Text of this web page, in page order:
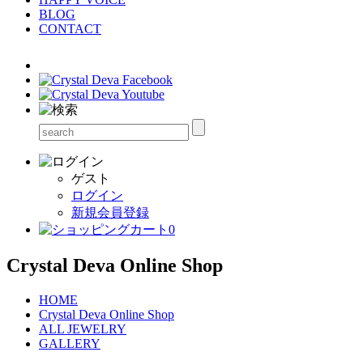
BLOG
CONTACT
ゲスト
ログイン
新規会員登録
0
Crystal Deva Online Shop
HOME
Crystal Deva Online Shop
ALL JEWELRY
GALLERY